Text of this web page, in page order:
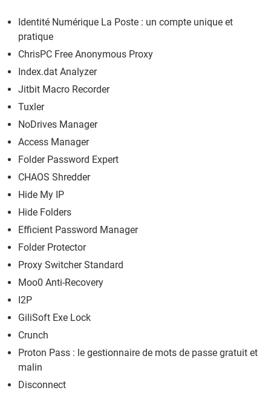
Identité Numérique La Poste : un compte unique et
pratique
ChrisPC Free Anonymous Proxy
Index.dat Analyzer
Jitbit Macro Recorder
Tuxler
NoDrives Manager
Access Manager
Folder Password Expert
CHAOS Shredder
Hide My IP
Hide Folders
Efficient Password Manager
Folder Protector
Proxy Switcher Standard
Moo0 Anti-Recovery
I2P
GiliSoft Exe Lock
Crunch
Proton Pass : le gestionnaire de mots de passe gratuit et
malin
Disconnect